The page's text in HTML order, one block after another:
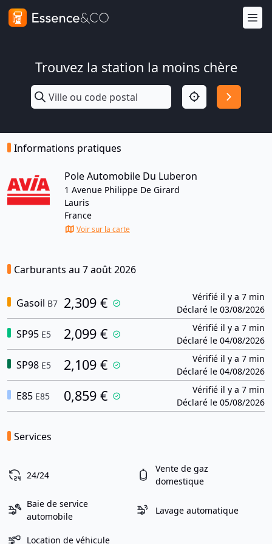
Trouvez la station la moins chère
Informations pratiques
Pole Automobile Du Luberon
1 Avenue Philippe De Girard
Lauris
France
Voir sur la carte
Carburants au 7 août 2026
Gasoil B7 2,309 €
Vérifié il y a 7 min
Déclaré le 03/08/2026
SP95 E5 2,099 €
Vérifié il y a 7 min
Déclaré le 04/08/2026
SP98 E5 2,109 €
Vérifié il y a 7 min
Déclaré le 04/08/2026
E85 E85 0,859 €
Vérifié il y a 7 min
Déclaré le 05/08/2026
Services
24/24
Vente de gaz
domestique
Baie de service
automobile
Lavage automatique
Location de véhicule